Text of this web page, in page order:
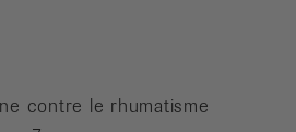
contre le rhumatisme